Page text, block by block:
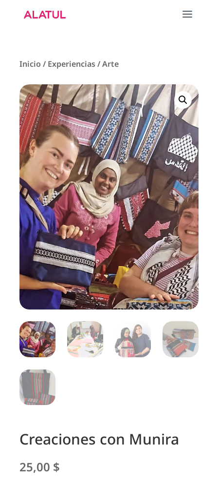
Inicio / Experiencias/Arte
Creaciones con Munira
25,00 $